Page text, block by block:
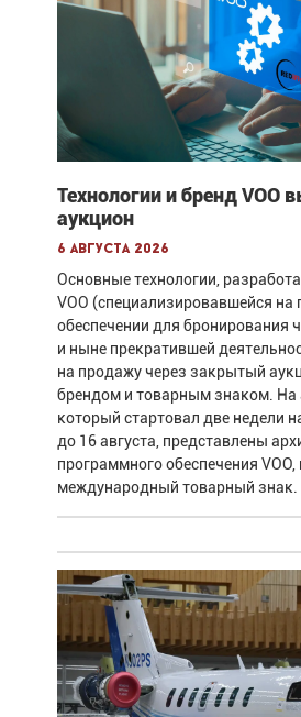
Технологии и бренд VOO
аукцион
6 августа 2026
Основные технологии,
VOO (специализировавшейся
обеспечении для бронирования
и ныне прекратившей
на продажу через закрытый
брендом и товарным знаком. На
который стартовал две недели
до 16 августа, представлены
программного обеспечения
международный товарный знак.